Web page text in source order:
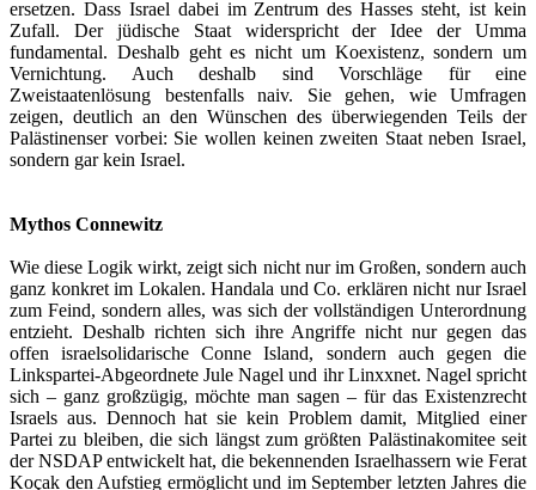
ersetzen. Dass Israel dabei im Zentrum des Hasses steht, ist kein
Zufall. Der jüdische Staat widerspricht der Idee der Umma
fundamental. Deshalb geht es nicht um Koexistenz, sondern um
Vernichtung. Auch deshalb sind Vorschläge für eine
Zweistaatenlösung bestenfalls naiv. Sie gehen, wie Umfragen
zeigen, deutlich an den Wünschen des überwiegenden Teils der
Palästinenser vorbei: Sie wollen keinen zweiten Staat neben Israel,
sondern gar kein Israel.
Mythos Connewitz
Wie diese Logik wirkt, zeigt sich nicht nur im Großen, sondern auch
ganz konkret im Lokalen. Handala und Co. erklären nicht nur Israel
zum Feind, sondern alles, was sich der vollständigen Unterordnung
entzieht. Deshalb richten sich ihre Angriffe nicht nur gegen das
offen israelsolidarische Conne Island, sondern auch gegen die
Linkspartei-Abgeordnete Jule Nagel und ihr Linxxnet. Nagel spricht
sich – ganz großzügig, möchte man sagen – für das Existenzrecht
Israels aus. Dennoch hat sie kein Problem damit, Mitglied einer
Partei zu bleiben, die sich längst zum größten Palästinakomitee seit
der NSDAP entwickelt hat, die bekennenden Israelhassern wie Ferat
Koçak den Aufstieg ermöglicht und im September letzten Jahres die